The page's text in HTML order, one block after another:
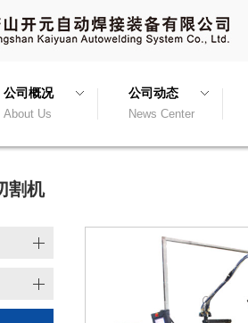
公司概况
About Us
公司动态
News Center
割机